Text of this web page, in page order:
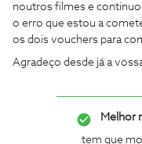
noutros filmes e
o erro que estou a
os dois vouchers para
Agradeço desde já a
Melhor
tem que